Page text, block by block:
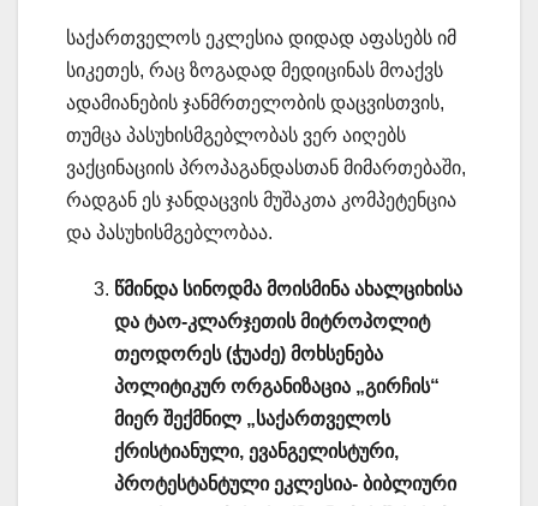
საქართველოს ეკლესია დიდად აფასებს იმ
სიკეთეს, რაც ზოგადად მედიცინას მოაქვს
ადამიანების ჯანმრთელობის დაცვისთვის,
თუმცა პასუხისმგებლობას ვერ აიღებს
ვაქცინაციის პროპაგანდასთან მიმართებაში,
რადგან ეს ჯანდაცვის მუშაკთა კომპეტენცია
და პასუხისმგებლობაა.
წმინდა სინოდმა მოისმინა ახალციხისა
და ტაო-კლარჯეთის მიტროპოლიტ
თეოდორეს (ჭუაძე) მოხსენება
პოლიტიკურ ორგანიზაცია „გირჩის“
მიერ შექმნილ „საქართველოს
ქრისტიანული, ევანგელისტური,
პროტესტანტული ეკლესია- ბიბლიური